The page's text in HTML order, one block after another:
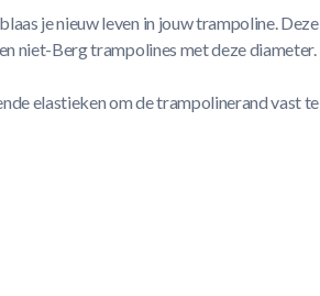
blaas je nieuw leven in jouw trampoline. Deze
niet-Berg trampolines met deze diameter.
elastieken om de trampolinerand vast te